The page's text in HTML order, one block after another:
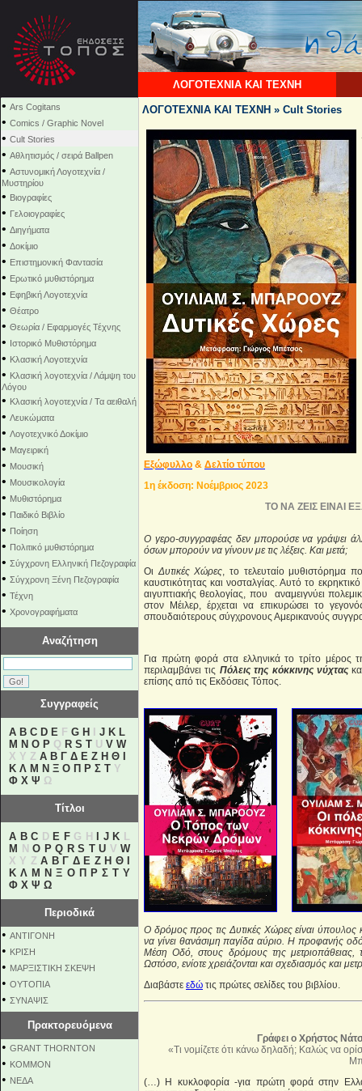
ΛΟΓΟΤΕΧΝΙΑ ΚΑΙ ΤΕΧΝΗ
• Ars Cogitans
• Comics / Graphic Novel
• Cult Stories
• Αθλητισμός / σειρά Ballpen
• Αστυνομική Λογοτεχνία /
Μυστηρίου
• Βιογραφίες
• Γελοιογραφίες
• Διηγήματα
• Δοκίμιο
• Επιστημονική Φαντασία
• Ερωτικό μυθιστόρημα
• Εφηβική Λογοτεχνία
• Θέατρο
• Θεωρία / Εφαρμογές Τέχνης
• Ιστορικό Μυθιστόρημα
• Κλασική Λογοτεχνία
• Κλασική λογοτεχνία / Λάμψη του
Λόγου
• Κλασική λογοτεχνία / Τα αειθαλή
• Λευκώματα
• Λογοτεχνικό Δοκίμιο
• Μαγειρική
• Μουσική
• Μουσικολογία
• Μυθιστόρημα
• Παιδικό Βιβλίο
• Ποίηση
• Πολιτικό μυθιστόρημα
• Σύγχρονη Ελληνική Πεζογραφία
• Σύγχρονη Ξένη Πεζογραφία
• Τέχνη
• Χρονογραφήματα
Αναζήτηση
Συγγραφείς
A B C D E F G H J K L
M N O P Q R S T U V W
X Y Z Α Β Γ Δ Ε Ζ Η Θ
Κ Λ Μ Ν Ξ Ο Π Ρ Σ Τ Υ
Φ Χ Ψ Ω
Τίτλοι
A B C D E FG H J K L
M
N O P Q R S T U V W
X Y ZΑ Β Γ Δ Ε Ζ Η Θ
Κ Λ Μ Ν Ξ Ο Π Ρ Σ Τ Υ
Φ Χ Ψ Ω
Περιοδικά
• ΑΝΤΙΓΟΝΗ
• ΚΡΙΣΗ
• ΜΑΡΞΙΣΤΙΚΗ ΣΚΕΨΗ
• ΟΥΤΟΠΙΑ
• ΣΥΝΑΨΙΣ
Πρακτορευόμενα
• GRANT THORNTON
• KOMMON
• NEΔΑ
ΛΟΓΟΤΕΧΝΙΑ ΚΑΙ ΤΕΧΝΗ » Cult Stories
Εξώφυλλο & Δελτίο τύπου
1η έκδοση: Νοέμβριος 2023
ΤΟ ΝΑ ΖΕΙΣ ΕΙΝΑΙ
Ο γερο-συγγραφέας δεν μπορούσε να γράψει
όσων μπορούν να γίνουν με τις λέξεις. Και μετά;
ΟιΔυτικές Xώρες, το τελευταίο μυθιστόρημα
καυστικότητας και νοσταλγίας. Αυτό το
αιγυπτιακής θεολογίας, που αναμειγνύει
στον Μέιλερ, έρχεται να επικυρώσει το
σπουδαιότερους σύγχρονους Αμερικανούς
Για πρώτη φορά στα ελληνικά το τρίτο μέρος
περιλαμβάνει τις Πόλεις της κόκκινης νύχτας
επίσης από τις Εκδόσεις Τόπος.
Ο δρόμος προς τις Δυτικές Χώρες είναι
να γίνει θανάσιμη παγίδα αύριο. Η προφανής
Μέση Οδό, στους δρόμους της μετριοπάθειας,
Ωστόσο, ενίοτε χρειάζονται και σχεδιασμός και
Διαβάστε εδώ τις πρώτες σελίδες του βιβλίου.
Γράφει ο Χρήστος
«Τι νομίζετε ότι κάνω δηλαδή; Καλώς να
(…) Η κυκλοφορία -για πρώτη φορά στην